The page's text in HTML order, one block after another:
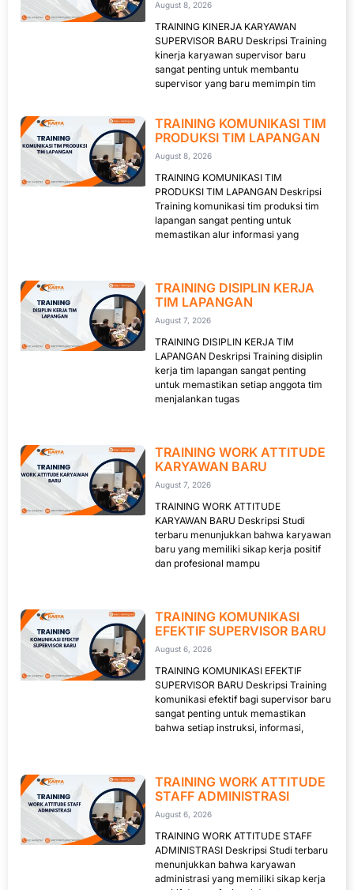
August 8, 2026
TRAINING KINERJA KARYAWAN
SUPERVISOR BARU Deskripsi Training
kinerja karyawan supervisor baru
sangat penting untuk membantu
supervisor yang baru memimpin tim
TRAINING KOMUNIKASI TIM
PRODUKSI TIM LAPANGAN
August 8, 2026
TRAINING KOMUNIKASI TIM
PRODUKSI TIM LAPANGAN Deskripsi
Training komunikasi tim produksi tim
lapangan sangat penting untuk
memastikan alur informasi yang
TRAINING DISIPLIN KERJA
TIM LAPANGAN
August 7, 2026
TRAINING DISIPLIN KERJA TIM
LAPANGAN Deskripsi Training disiplin
kerja tim lapangan sangat penting
untuk memastikan setiap anggota tim
menjalankan tugas
TRAINING WORK ATTITUDE
KARYAWAN BARU
August 7, 2026
TRAINING WORK ATTITUDE
KARYAWAN BARU Deskripsi Studi
terbaru menunjukkan bahwa karyawan
baru yang memiliki sikap kerja positif
dan profesional mampu
TRAINING KOMUNIKASI
EFEKTIF SUPERVISOR BARU
August 6, 2026
TRAINING KOMUNIKASI EFEKTIF
SUPERVISOR BARU Deskripsi Training
komunikasi efektif bagi supervisor baru
sangat penting untuk memastikan
bahwa setiap instruksi, informasi,
TRAINING WORK ATTITUDE
STAFF ADMINISTRASI
August 6, 2026
TRAINING WORK ATTITUDE STAFF
ADMINISTRASI Deskripsi Studi terbaru
menunjukkan bahwa karyawan
administrasi yang memiliki sikap kerja